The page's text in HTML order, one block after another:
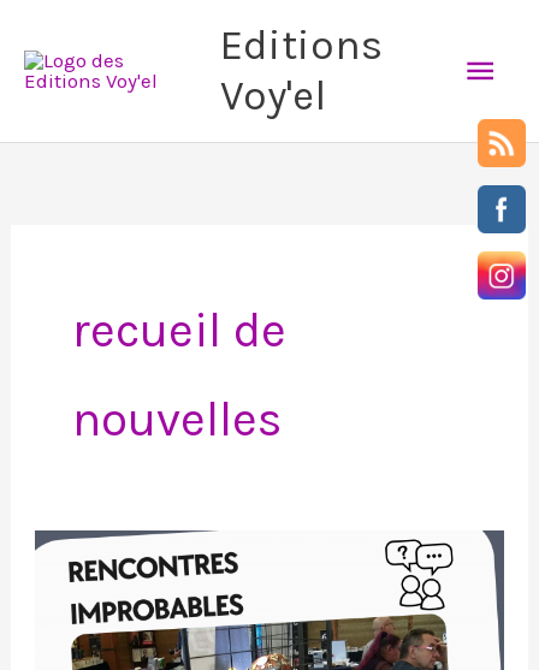
contenu
Editions
Voy'el
recueil de
nouvelles